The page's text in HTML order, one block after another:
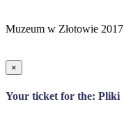
Muzeum w Złotowie 2017
×
Your ticket for the: Pliki